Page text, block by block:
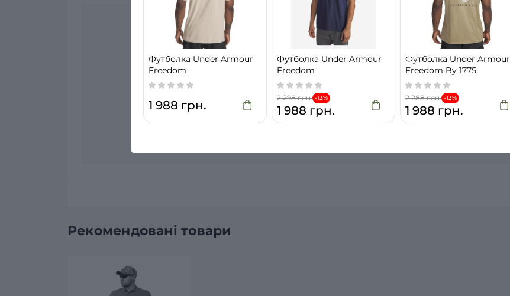
Немає питань про даний товар, станьте першим і задайте своє питання.
Рекомендовані товари
Футболка Under Armour
Freedom
1 988 грн.
Футболка Under Armour
Freedom
2 298 грн. -13%
1 988 грн.
Футболка Under Armour
Freedom By 1775
2 288 грн. -13%
1 988 грн.